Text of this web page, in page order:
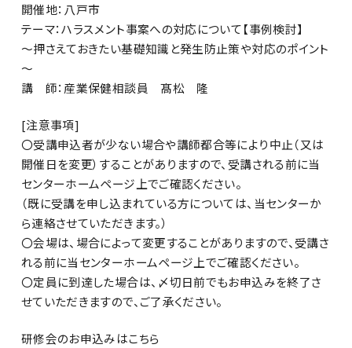
開催地：八戸市
テーマ：ハラスメント事案への対応について【事例検討】
～押さえておきたい基礎知識と発生防止策や対応のポイント
～
講 師：産業保健相談員 髙松 隆
[注意事項]
〇受講申込者が少ない場合や講師都合等により中止（又は
開催日を変更）することがありますので、受講される前に当
センターホームページ上でご確認ください。
（既に受講を申し込まれている方については、当センターか
ら連絡させていただきます。）
〇会場は、場合によって変更することがありますので、受講さ
れる前に当センターホームページ上でご確認ください。
〇定員に到達した場合は、〆切日前でもお申込みを終了さ
せていただきますので、ご了承ください。
研修会のお申込みはこちら